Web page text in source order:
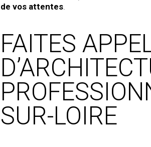
de vos attentes
FAITES
SUR-LOIRE